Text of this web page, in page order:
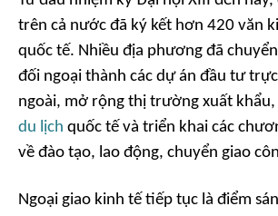
trên cả nước đã ký kết hơn 420 văn
quốc tế. Nhiều địa phương đã
đối ngoại thành các dự án đầu tư
ngoài, mở rộng thị trường xuất
du lịch quốc tế và triển khai các
về đào tạo, lao động, chuyển giao
Ngoại giao kinh tế tiếp tục là điểm